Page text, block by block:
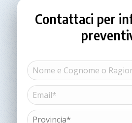
Contattaci per
Nome
e
Cognome
o
Ragione
sociale*
Nome
Email*
(Obbligatorio)
Provincia*